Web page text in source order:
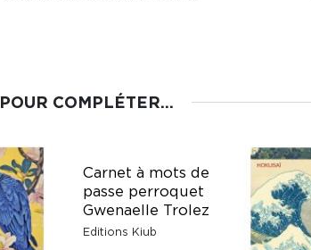
POUR COMPLÉTER...
Carnet à mots de
passe perroquet
Gwenaelle Trolez
Editions Kiub